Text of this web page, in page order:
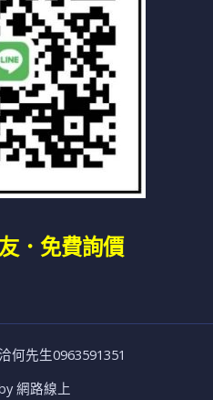
．免費詢價
何先生0963591351
網路線上